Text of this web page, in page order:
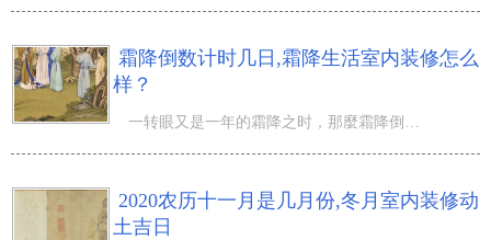
霜降倒数计时几日,霜降生活室内装修怎么
样？
2020农历十一月是几月份,冬月室内装修动
土吉日